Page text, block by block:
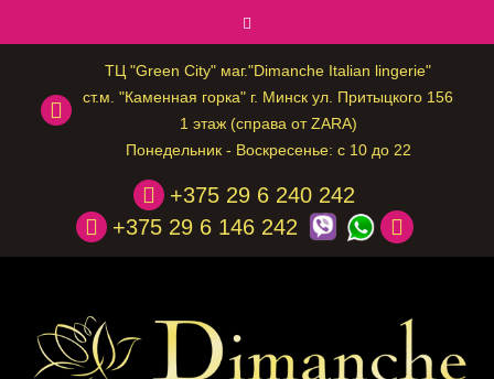
ТЦ "Green City" маг."Dimanche Italian lingerie"
ст.м. "Каменная горка" г. Минск ул. Притыцкого 156
1 этаж (справа от ZARA)
Понедельник - Воскресенье: с 10 до 22
+375 29 6 240 242
+375 29 6 146 242